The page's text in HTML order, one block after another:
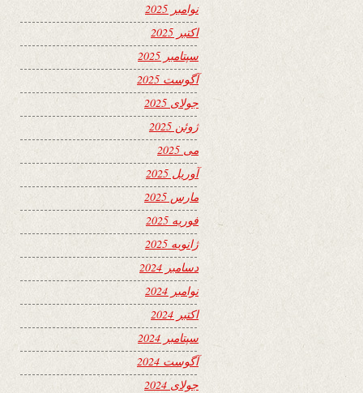
نوامبر 2025
اکتبر 2025
سپتامبر 2025
آگوست 2025
جولای 2025
ژوئن 2025
می 2025
آوریل 2025
مارس 2025
فوریه 2025
ژانویه 2025
دسامبر 2024
نوامبر 2024
اکتبر 2024
سپتامبر 2024
آگوست 2024
جولای 2024